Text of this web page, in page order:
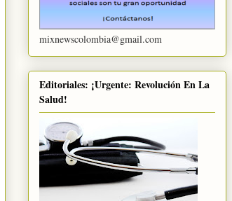
mixnewscolombia@gmail.com
Editoriales: ¡Urgente: Revolución En La
Salud!